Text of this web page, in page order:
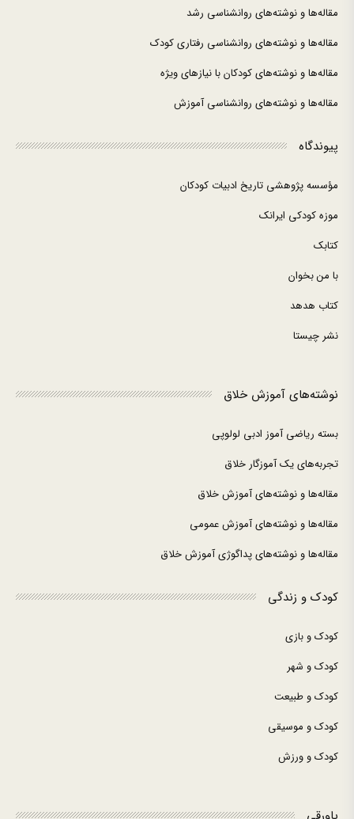
مقاله‌ها و نوشته‌های روانشناسی رشد
مقاله‌ها و نوشته‌های روانشناسی رفتاری کودک
مقاله‌ها و نوشته‌های کودکان با نیازهای ویژه
مقاله‌ها و نوشته‌های روانشناسی آموزش
پیوندگاه
مؤسسه پژوهشی تاریخ ادبیات کودکان
موزه کودکی ایرانک
کتابک
با من بخوان
کتاب هدهد
نشر چیستا
نوشته‌های آموزش خلاق
بسته ریاضی آموز ادبی لولوپی
تجربه‌های یک آموزگار خلاق
مقاله‌ها و نوشته‌های آموزش خلاق
مقاله‌ها و نوشته‌های آموزش عمومی
مقاله‌ها و نوشته‌های پداگوژی آموزش خلاق
کودک و زندگی
کودک و بازی
کودک و شهر
کودک و طبیعت
کودک و موسیقی
کودک و ورزش